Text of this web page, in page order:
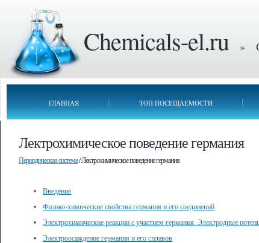
Chemicals-el.ru »
ГЛАВНАЯ ТОП ПОСЕЩАЕМОСТИ
Лектрохимическое поведение германия
Периодическая система/ Лектрохимическое поведение германия
Введение
Физико-химические свойства германия и его соединений
Электрохимические реакции с участием германия. Электродные
Электроосаждение германия и его сплавов